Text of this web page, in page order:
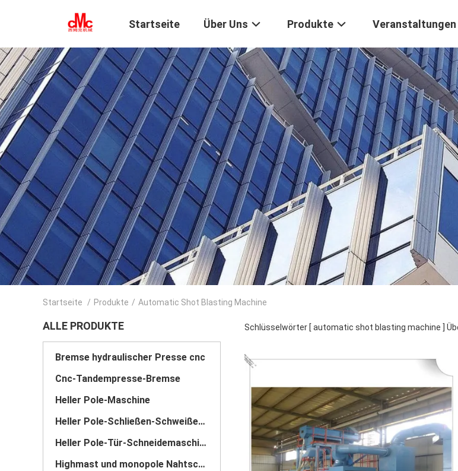
Startseite Über Uns Produkte Veranstaltungen
Startseite / Produkte / Automatic Shot Blasting Machine
ALLE PRODUKTE
Bremse hydraulischer Presse cnc
Cnc-Tandempresse-Bremse
Heller Pole-Maschine
Heller Pole-Schließen-Schweißen Maschine
Heller Pole-Tür-Schneidemaschine
Highmast und monopole Nahtschweißungsmaschine
Schlüsselwörter [ automatic shot blasting machine ]